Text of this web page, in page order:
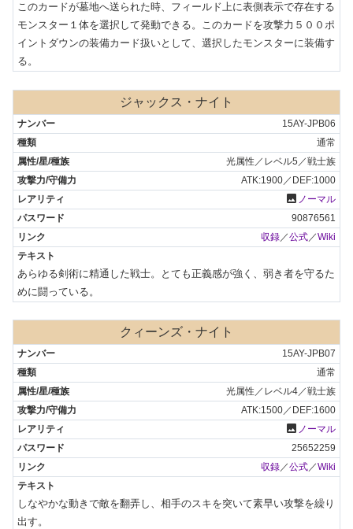
このカードが墓地へ送られた時、フィールド上に表側表示で存在する
モンスター１体を選択して発動できる。このカードを攻撃力５００ポ
イントダウンの装備カード扱いとして、選択したモンスターに装備す
る。
ジャックス・ナイト
15AY-JPB06
通常
光属性／レベル5／戦士族
ATK:1900／DEF:1000
photo ノーマル
90876561
収録 ／公式 ／Wiki
あらゆる剣術に精通した戦士。とても正義感が強く、弱き者を守るた
めに闘っている。
クィーンズ・ナイト
15AY-JPB07
通常
光属性／レベル4／戦士族
ATK:1500／DEF:1600
photo ノーマル
25652259
収録／公式／Wiki
しなやかな動きで敵を翻弄し、相手のスキを突いて素早い攻撃を繰り
出す。